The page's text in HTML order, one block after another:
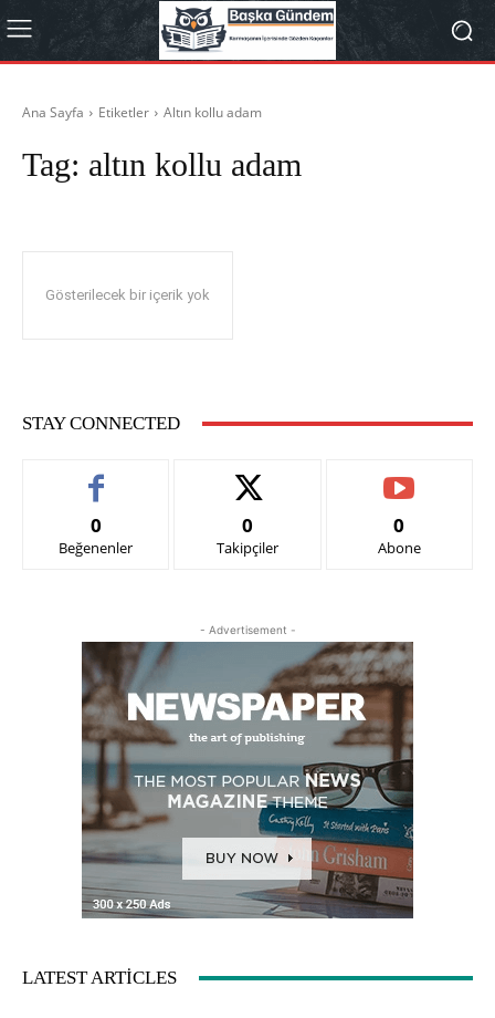
Ana Sayfa Etiketler Altın kollu adam
Tag: altın kollu adam
Gösterilecek bir içerik yok
STAY CONNECTED
0
Beğenenler
0
Takipçiler
0
Abone
- Advertisement -
LATEST ARTICLES